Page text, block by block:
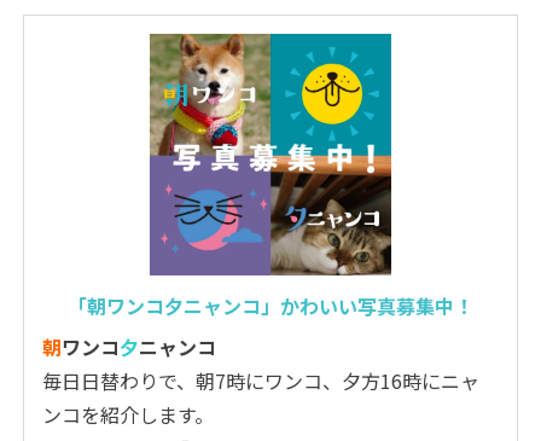
「朝ワンコ夕ニャンコ」かわいい写真募集中！
朝ワンコ夕ニャンコ
毎日日替わりで、朝7時にワンコ、夕方16時にニャ
ンコを紹介します。